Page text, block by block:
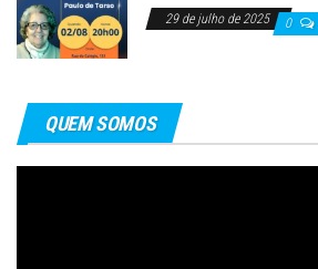
29 de julho de 2025 0
QUEM SOMOS